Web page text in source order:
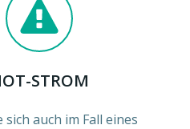
STROM
sich auch im Fall eines